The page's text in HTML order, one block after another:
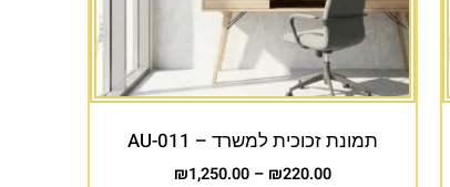
תמונת זכוכית למשרד – AU-011
₪220.00
–
₪1,250.00